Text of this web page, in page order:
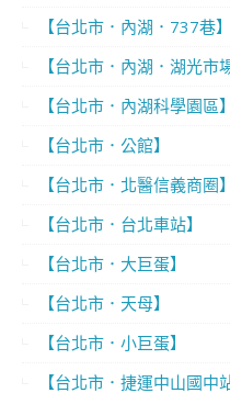
【台北市．內湖．737巷】
【台北市．內湖．湖光市場
【台北市．內湖科學園區】
【台北市．公館】
【台北市．北醫信義商圈】
【台北市．台北車站】
【台北市．大巨蛋】
【台北市．天母】
【台北市．小巨蛋】
【台北市．捷運中山國中站